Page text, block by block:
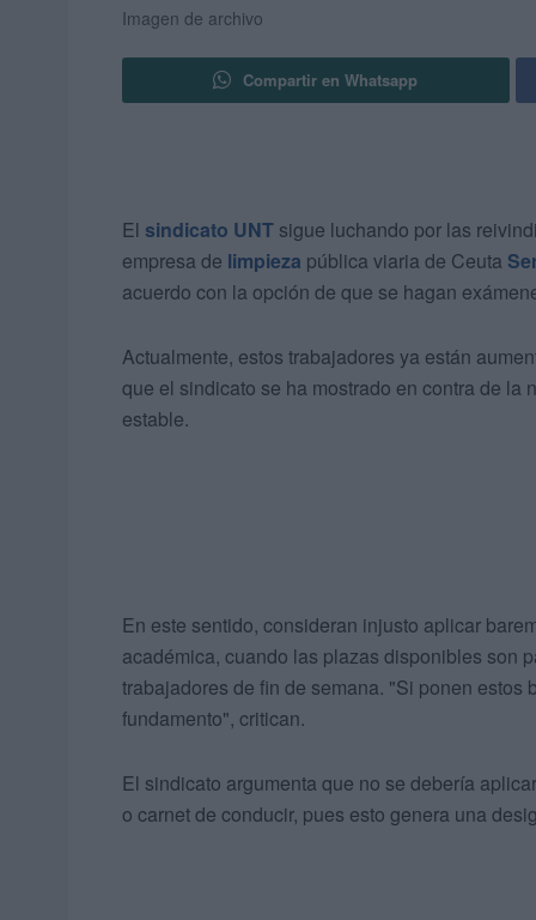
Imagen de archivo
Compartir en Whatsapp
El sindicato UNT sigue luchando por las
empresa de limpieza pública viaria de Ceuta
acuerdo con la opción de que se hagan
Actualmente, estos trabajadores ya están
que el sindicato se ha mostrado en contra de
estable.
En este sentido, consideran injusto aplicar
académica, cuando las plazas disponibles son
trabajadores de fin de semana. "Si ponen
fundamento", critican.
El sindicato argumenta que no se debería
o carnet de conducir, pues esto genera una